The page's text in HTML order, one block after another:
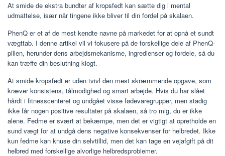
At smide de ekstra bundter af kropsfedt kan sætte dig i mental
udmattelse, især når tingene ikke bliver til din fordel på skalaen.
PhenQ er et af de mest kendte navne på markedet for at opnå et sundt
vægttab. I denne artikel vil vi fokusere på de forskellige dele af PhenQ-
pillen, herunder dens arbejdsmekanisme, ingredienser og fordele, så du
kan træffe din beslutning klogt.
At smide kropsfedt er uden tvivl den mest skræmmende opgave, som
kræver konsistens, tålmodighed og smart arbejde. Hvis du har slået
hårdt i fitnesscenteret og undgået visse fødevaregrupper, men stadig
ikke får nogen positive resultater på skalaen, så tro mig, du er ikke
alene. Fedme er svært at bekæmpe, men det er vigtigt at opretholde en
sund vægt for at undgå dens negative konsekvenser for helbredet. Ikke
kun fedme kan knuse din selvtillid, men det kan tage en vejafgift på dit
helbred med forskellige alvorlige helbredsproblemer.